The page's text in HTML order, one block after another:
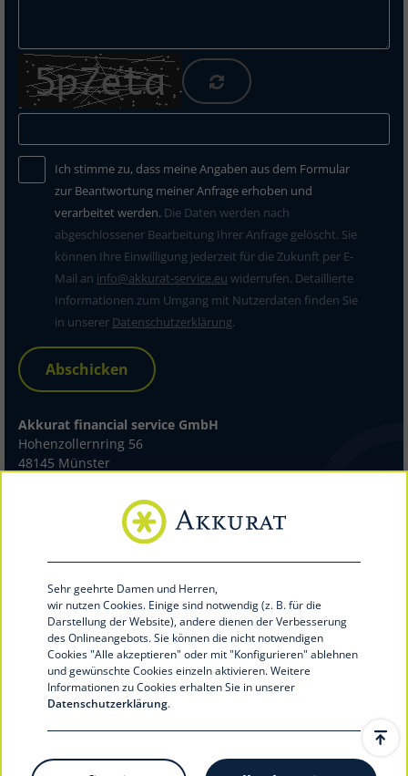
Sehr geehrte Damen und Herren,
wir nutzen Cookies. Einige sind notwendig (z. B. für die
Darstellung der Website), andere dienen der Verbesserung
des Onlineangebots. Sie können die nicht notwendigen
Cookies "Alle akzeptieren" oder mit "Konfigurieren" ablehnen
und gewünschte Cookies einzeln aktivieren. Weitere
Informationen zu Cookies erhalten Sie in unserer
Datenschutzerklärung.
Ich stimme zu, dass meine Angaben aus dem Formular
zur Beantwortung meiner Anfrage erhoben und
verarbeitet werden. Die Daten werden nach
abgeschlossener Bearbeitung Ihrer Anfrage gelöscht. Sie
können Ihre Einwilligung jederzeit für die Zukunft per E-
Mail an info@akkurat-service.eu widerrufen. Detaillierte
Informationen zum Umgang mit Nutzerdaten finden Sie
in unserer Datenschutzerklärung.
Abschicken
Akkurat financial service GmbH
Hohenzollernring 56
48145 Münster
Telefax 0251 39492-199
info@akkurat-service.eu
Jetzt Verbundpartner werden